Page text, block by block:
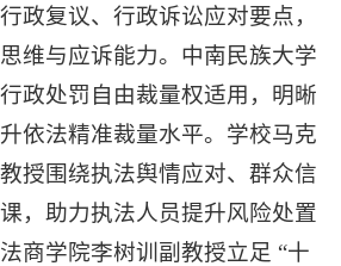
政复议、行政诉讼应对要点，
维与应诉能力。中南民族大学
政处罚自由裁量权适用，明晰
依法精准裁量水平。学校马克
授围绕执法舆情应对、群众信
，助力执法人员提升风险处置
商学院李树训副教授立足 “十